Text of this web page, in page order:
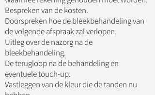
Bespreken van de kosten.
Doorspreken hoe de bleekbehandeling van
de volgende afspraak zal verlopen.
Uitleg over de nazorg na de
bleekbehandeling.
De terugloop na de behandeling en
eventuele touch-up.
Vastleggen van de kleur die de tanden nu